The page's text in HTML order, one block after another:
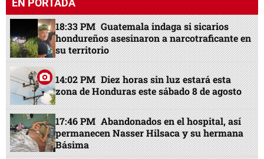
EN PORTADA
18:33 PM Guatemala indaga si sicarios
hondureños asesinaron a narcotraficante en
su territorio
14:02 PM Diez horas sin luz estará esta
zona de Honduras este sábado 8 de agosto
17:46 PM Abandonados en el hospital, así
permanecen Nasser Hilsaca y su hermana
Básima